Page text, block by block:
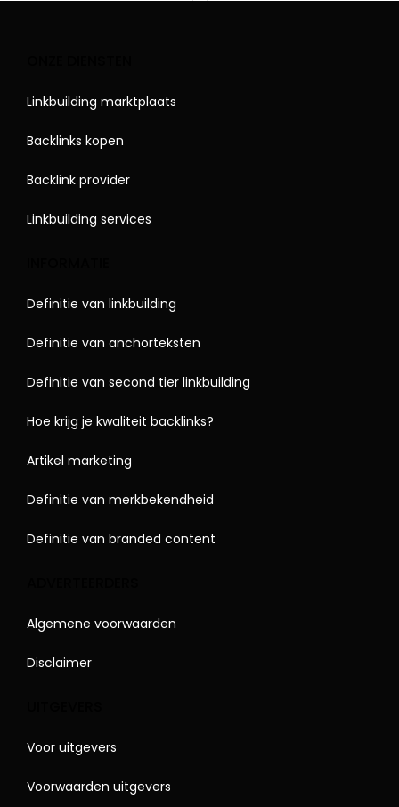
Linkbuilding marktplaats
Backlinks kopen
Backlink provider
Linkbuilding services
Definitie van linkbuilding
Definitie van anchorteksten
Definitie van second tier linkbuilding
Hoe krijg je kwaliteit backlinks?
Artikel marketing
Definitie van merkbekendheid
Definitie van branded content
Algemene voorwaarden
Disclaimer
Voor uitgevers
Voorwaarden uitgevers